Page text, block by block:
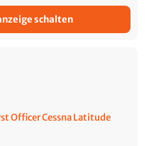
schalten
Officer Cessna Latitude